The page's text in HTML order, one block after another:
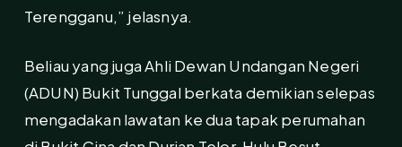
Terengganu,” jelasnya.
Beliau yang juga Ahli Dewan Undangan Negeri
(ADUN) Bukit Tunggal berkata demikian selepas
mengadakan lawatan ke dua tapak perumahan